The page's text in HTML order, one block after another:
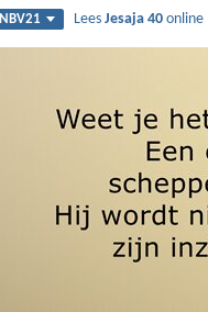
NBV21 LeesJesaja 40 online